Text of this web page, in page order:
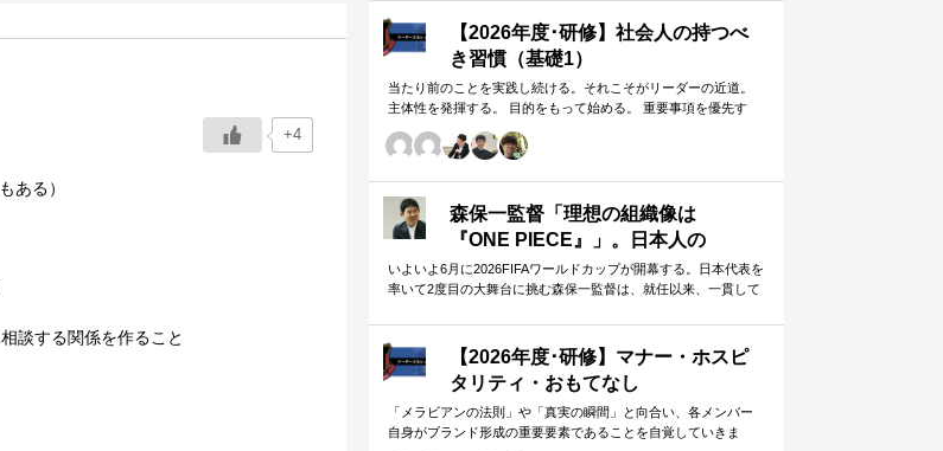
ある）
談する関係を作ること
+4
【2026年度･研修】社会人の持つべ
き習慣（基礎1）
当たり前のことを実践し続ける。それこそがリーダーの近道。
主体性を発揮する。 目的をもって始める。 重要事項を優先す
いきます。 評論家ではなく、我がこととして取り組むメンバー
森保一監督「理想の組織像は
『ONE PIECE』」。日本人の
「和」と「魂」を武器に世界へ挑む
①
いよいよ6月に2026FIFAワールドカップが開幕する。日本代表を
率いて2度目の大舞台に挑む森保一監督は、就任以来、一貫して
【2026年度･研修】マナー・ホスピ
タリティ・おもてなし
「メラビアンの法則」や「真実の瞬間」と向合い、各メンバー
自身がブランド形成の重要要素であることを自覚していきま